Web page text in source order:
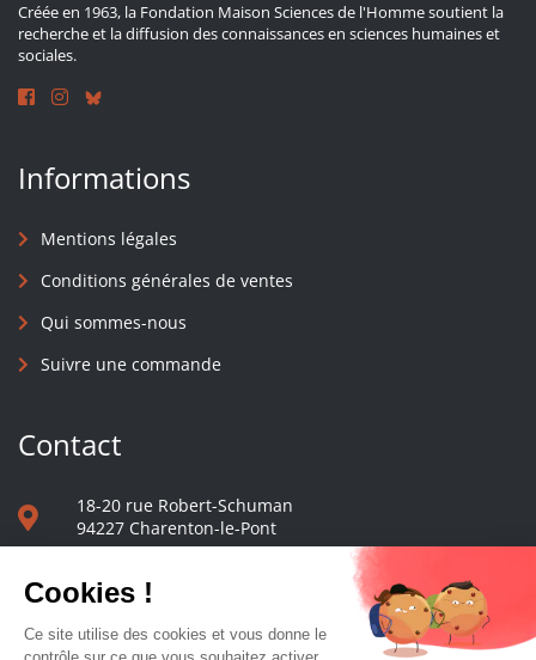
Créée en 1963, la Fondation Maison Sciences de l'Homme soutient la
recherche et la diffusion des connaissances en sciences humaines et
sociales.
Informations
Mentions légales
Conditions générales de ventes
Qui sommes-nous
Suivre une commande
Contact
18-20 rue Robert-Schuman
94227 Charenton-le-Pont